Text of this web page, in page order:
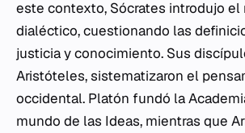
este contexto, Sócrates introdujo el
dialéctico, cuestionando las
justicia y conocimiento. Sus
Aristóteles, sistematizaron el
occidental. Platón fundó la
mundo de las Ideas, mientras que